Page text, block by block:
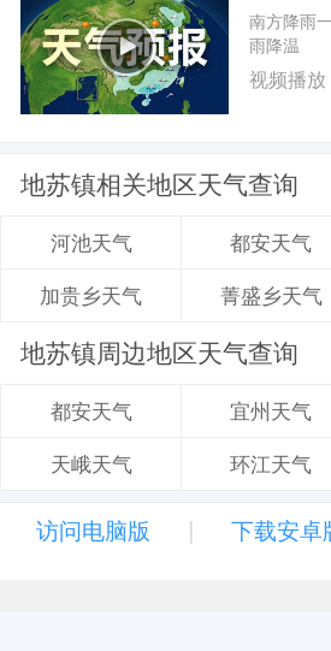
南方降雨
雨降温
视频播放
地苏镇相关地区天气查询
河池天气 都安天气
加贵乡天气 菁盛乡天气
地苏镇周边地区天气查询
都安天气 宜州天气
天峨天气 环江天气
访问电脑版 | 下载安卓